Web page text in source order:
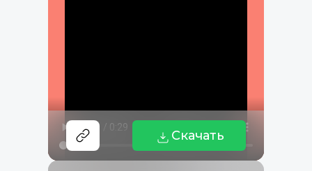
Скачать